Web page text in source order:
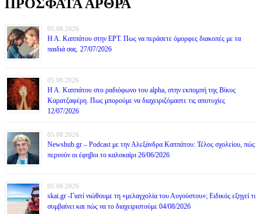
ΠΡΟΣΦΑΤΑ ΑΡΘΡΑ
05.08.2026
Η Α. Καππάτου στην ΕΡΤ. Πως να περάσετε όμορφες διακοπές με τα
παιδιά σας. 27/07/2026
05.08.2026
Η Α. Καππάτου στο ραδιόφωνο του alpha, στην εκπομπή της Βίκυς
Καρατζαφέρη. Πως μπορούμε να διαχειριζόμαστε τις αποτυχίες
12/07/2026
05.08.2026
Newshub.gr – Podcast με την Αλεξάνδρα Καππάτου: Τέλος σχολείου, πώς
περνούν οι έφηβοι το καλοκαίρι 26/06/2026
05.08.2026
skai.gr -Γιατί νιώθουμε τη «μελαγχολία του Αυγούστου»; Ειδικός εξηγεί τι
συμβαίνει και πώς να το διαχειριστούμε 04/08/2026